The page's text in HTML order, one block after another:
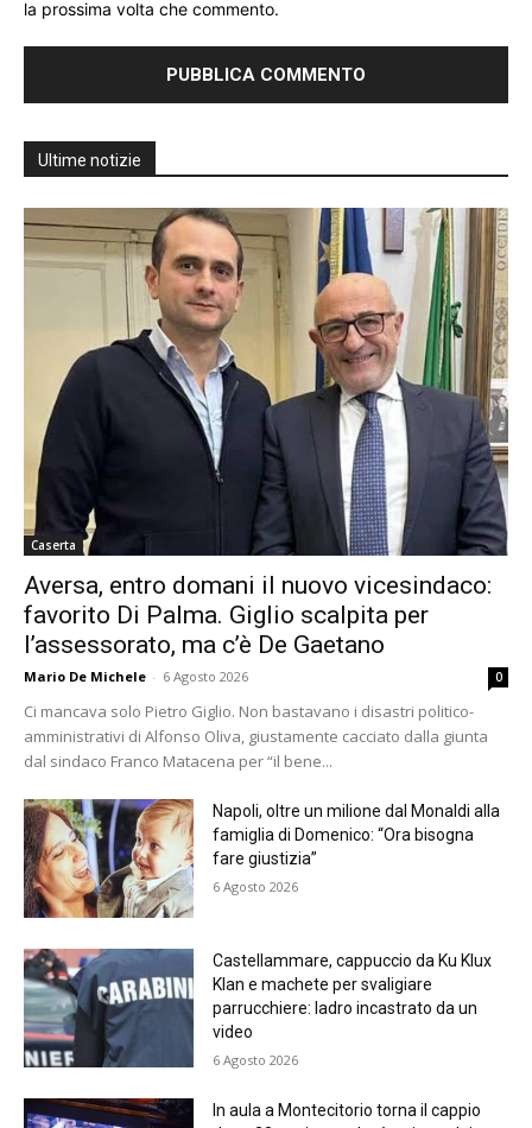
la prossima volta che commento.
Ultime notizie
Caserta
Aversa, entro domani il nuovo vicesindaco:
favorito Di Palma. Giglio scalpita per
l’assessorato, ma c’è De Gaetano
Mario De Michele - 6 Agosto 2026 0
Ci mancava solo Pietro Giglio. Non bastavano i disastri politico-
amministrativi di Alfonso Oliva, giustamente cacciato dalla giunta
dal sindaco Franco Matacena per “il bene...
Napoli, oltre un milione dal Monaldi alla
famiglia di Domenico: “Ora bisogna
fare giustizia”
6 Agosto 2026
Castellammare, cappuccio da Ku Klux
Klan e machete per svaligiare
parrucchiere: ladro incastrato da un
video
6 Agosto 2026
In aula a Montecitorio torna il cappio